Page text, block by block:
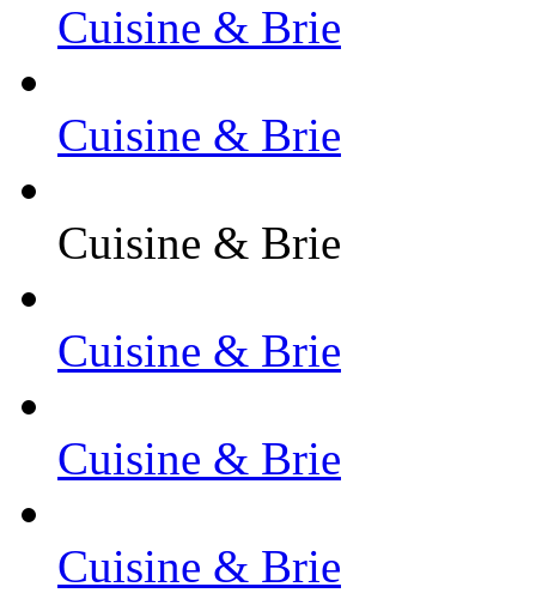
Cuisine & Brie
Cuisine & Brie
Cuisine & Brie
Cuisine & Brie
Cuisine & Brie
Cuisine & Brie